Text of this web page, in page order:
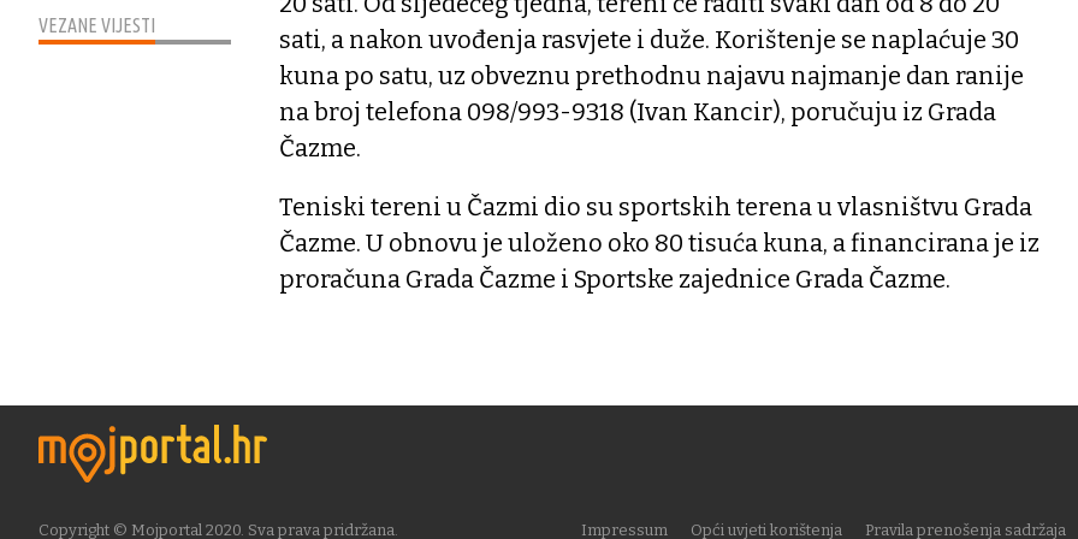
VEZANE VIJESTI
sati, a nakon uvođenja rasvjete i duže. Korištenje se naplaćuje 30
kuna po satu, uz obveznu prethodnu najavu najmanje dan ranije
na broj telefona 098/993-9318 (Ivan Kancir), poručuju iz Grada
Čazme.
Teniski tereni u Čazmi dio su sportskih terena u vlasništvu Grada
Čazme. U obnovu je uloženo oko 80 tisuća kuna, a financirana je iz
proračuna Grada Čazme i Sportske zajednice Grada Čazme.
Copyright © Mojportal 2020. Sva prava pridržana. Impressum Opći uvjeti korištenja Pravila prenošenja sadržaja